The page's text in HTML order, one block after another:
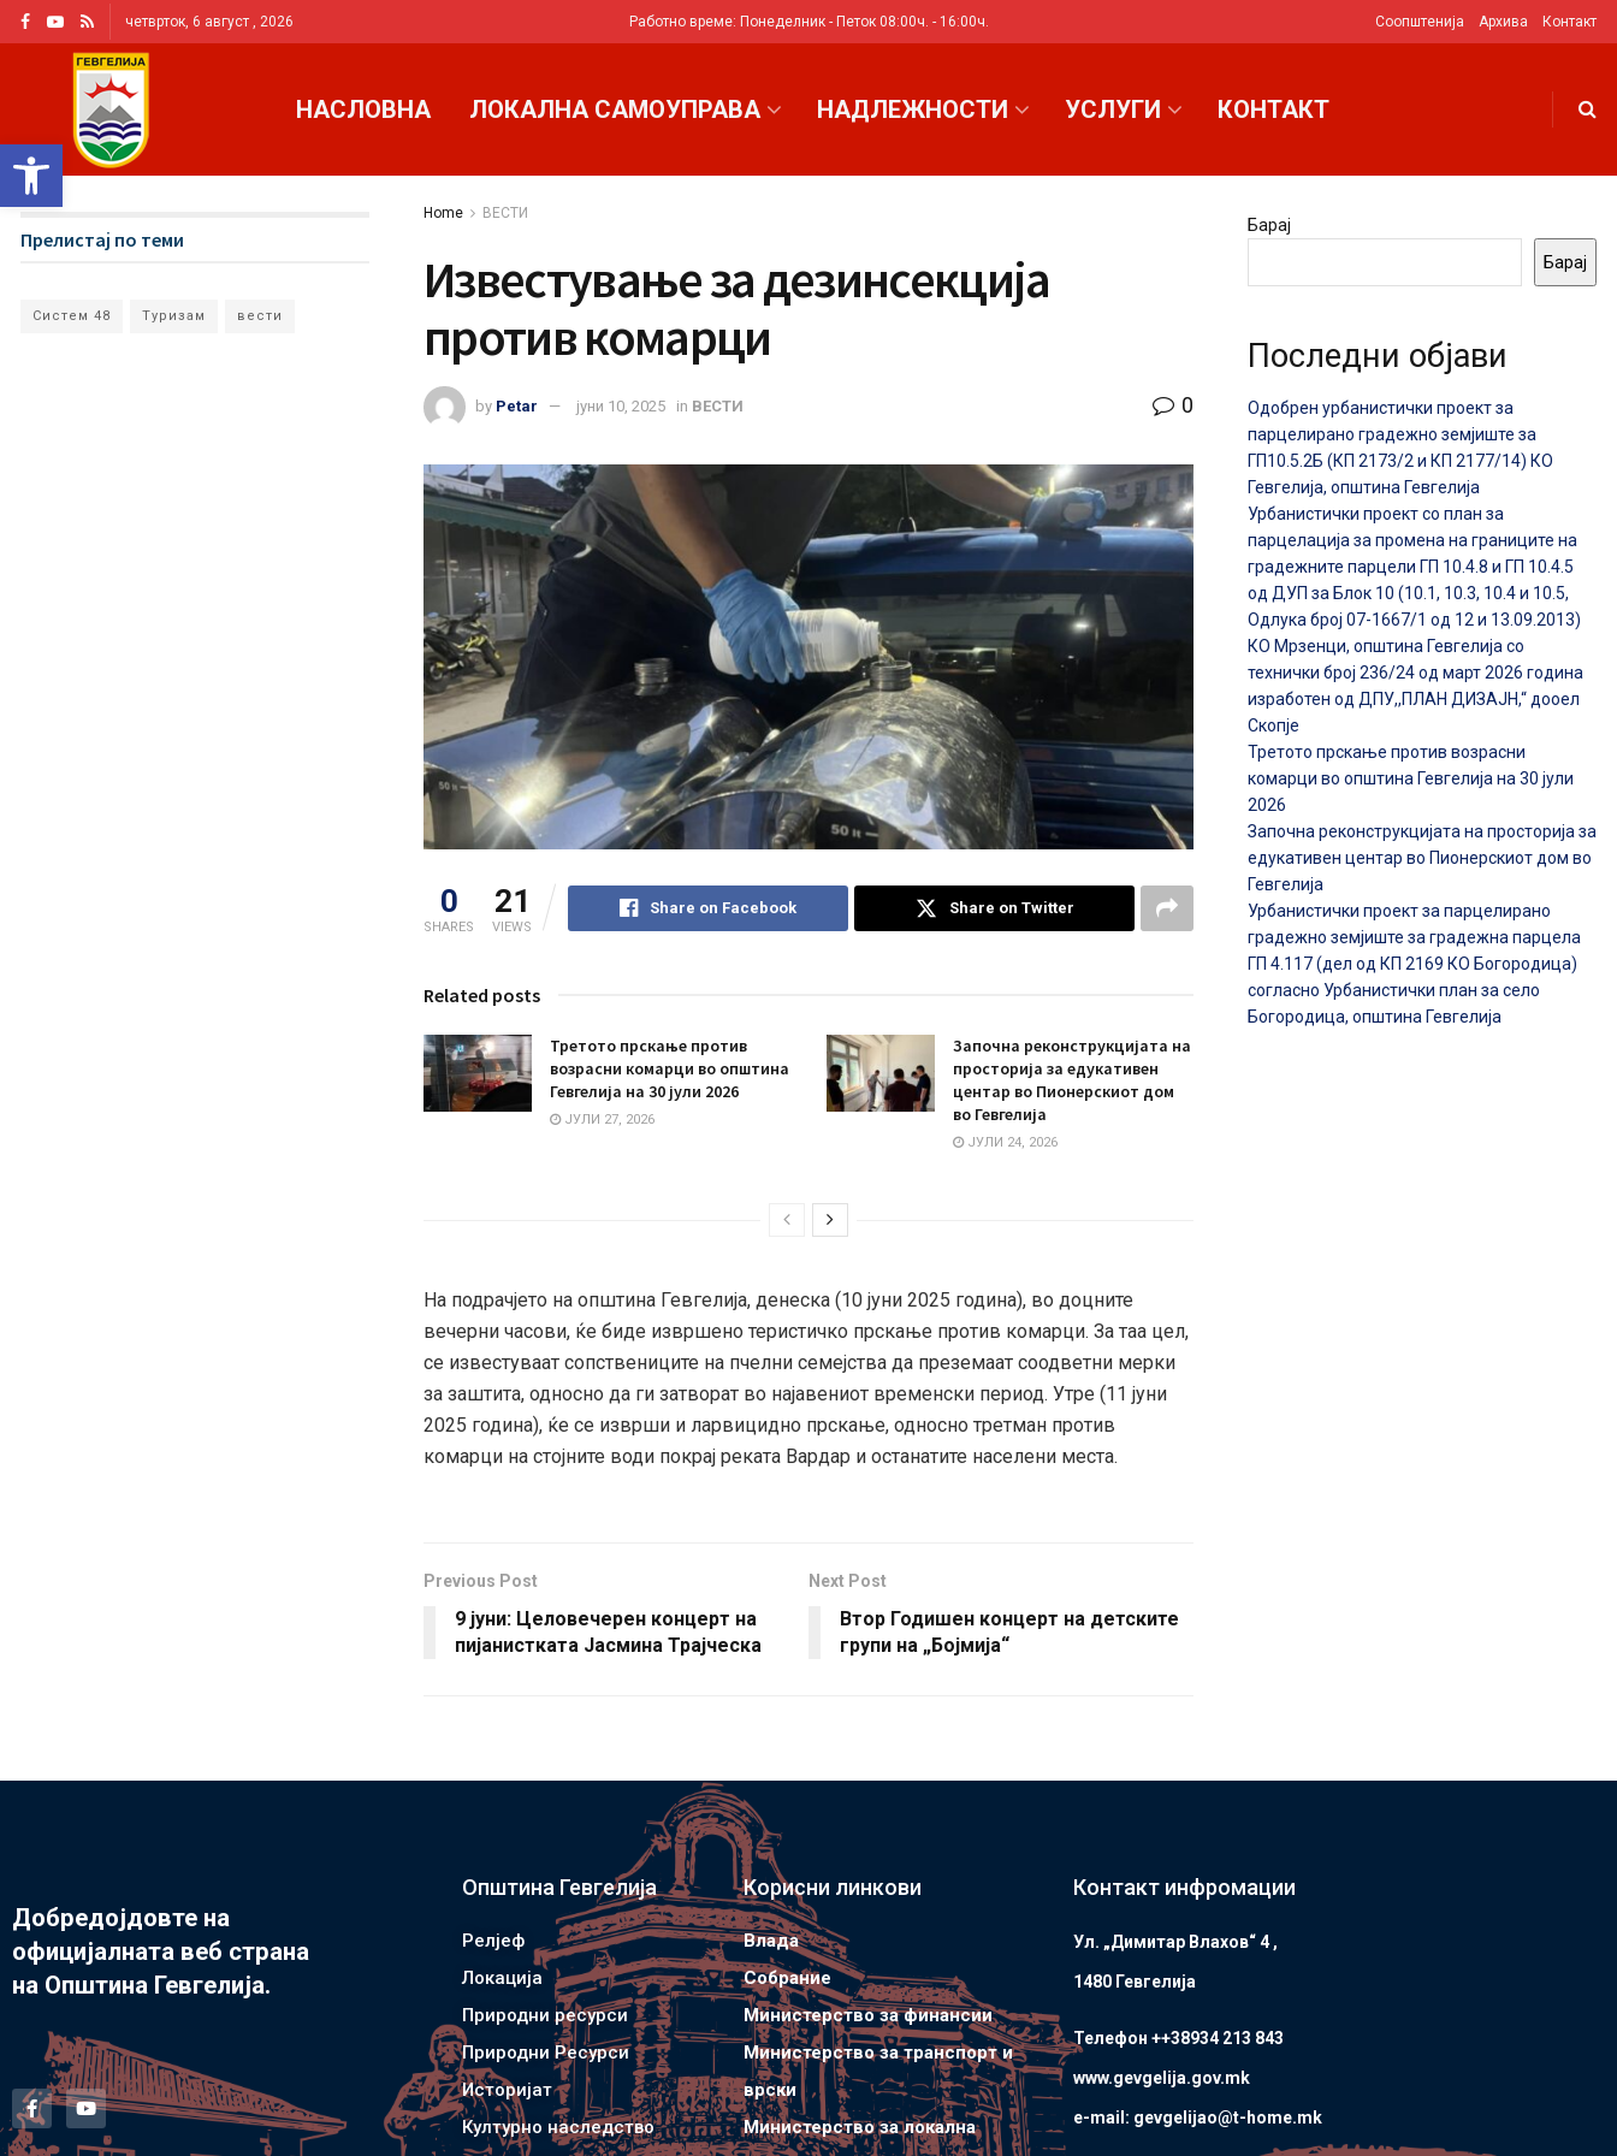
Open toolbar
четврток, 6 август , 2026 Работно време: Понеделник - Петок 08:00ч. - 16:00ч. Соопштенија Архива Контакт
НАСЛОВНА ЛОКАЛНА САМОУПРАВА НАДЛЕЖНОСТИ УСЛУГИ КОНТАКТ
Home ВЕСТИ
Известување за дезинсекција
против комарци
by Petar јуни 10, 2025 in ВЕСТИ 0
0
SHARES
21
VIEWS
Share on Facebook Share on Twitter
Related posts
Третото прскање против
возрасни комарци во општина
Гевгелија на 30 јули 2026
ЈУЛИ 27, 2026
Започна реконструкцијата на
просторија за едукативен
центар во Пионерскиот дом
во Гевгелија
ЈУЛИ 24, 2026
На подрачјето на општина Гевгелија, денеска (10 јуни 2025 година), во доцните
вечерни часови, ќе биде извршено теристичко прскање против комарци. За таа цел,
се известуваат сопствениците на пчелни семејства да преземаат соодветни мерки
за заштита, односно да ги затворат во најавениот временски период. Утре (11 јуни
2025 година), ќе се изврши и ларвицидно прскање, односно третман против
комарци на стојните води покрај реката Вардар и останатите населени места.
Previous Post
9 јуни: Целовечерен концерт на
пијанистката Јасмина Трајческа
Next Post
Втор Годишен концерт на детските
групи на „Бојмија“
Прелистај по теми
Систем 48 Туризам вести
Барај
Барај
Последни објави
Одобрен урбанистички проект за
парцелирано градежно земјиште за
ГП10.5.2Б (КП 2173/2 и КП 2177/14) КО
Гевгелија, општина Гевгелија
Урбанистички проект со план за
парцелација за промена на границите на
градежните парцели ГП 10.4.8 и ГП 10.4.5
од ДУП за Блок 10 (10.1, 10.3, 10.4 и 10.5,
Одлука број 07-1667/1 од 12 и 13.09.2013)
КО Мрзенци, општина Гевгелија со
технички број 236/24 од март 2026 година
изработен од ДПУ,,ПЛАН ДИЗАЈН,“ дооел
Скопје
Третото прскање против возрасни
комарци во општина Гевгелија на 30 јули
2026
Започна реконструкцијата на просторија за
едукативен центар во Пионерскиот дом во
Гевгелија
Урбанистички проект за парцелирано
градежно земјиште за градежна парцела
ГП 4.117 (дел од КП 2169 КО Богородица)
согласно Урбанистички план за село
Богородица, општина Гевгелија
Добредојдовте на
официјалната веб страна
на Општина Гевгелија.
Општина Гевгелија
Релјеф
Локација
Природни ресурси
Природни Ресурси
Историјат
Културно наследство
Корисни линкови
Влада
Собрание
Министерство за финансии
Министерство за транспорт и
врски
Министерство за локална
Контакт инфромации
Ул. „Димитар Влахов“ 4 ,
1480 Гевгелијa
Телефон ++38934 213 843
www.gevgelija.gov.mk
e-mail: gevgelijao@t-home.mk